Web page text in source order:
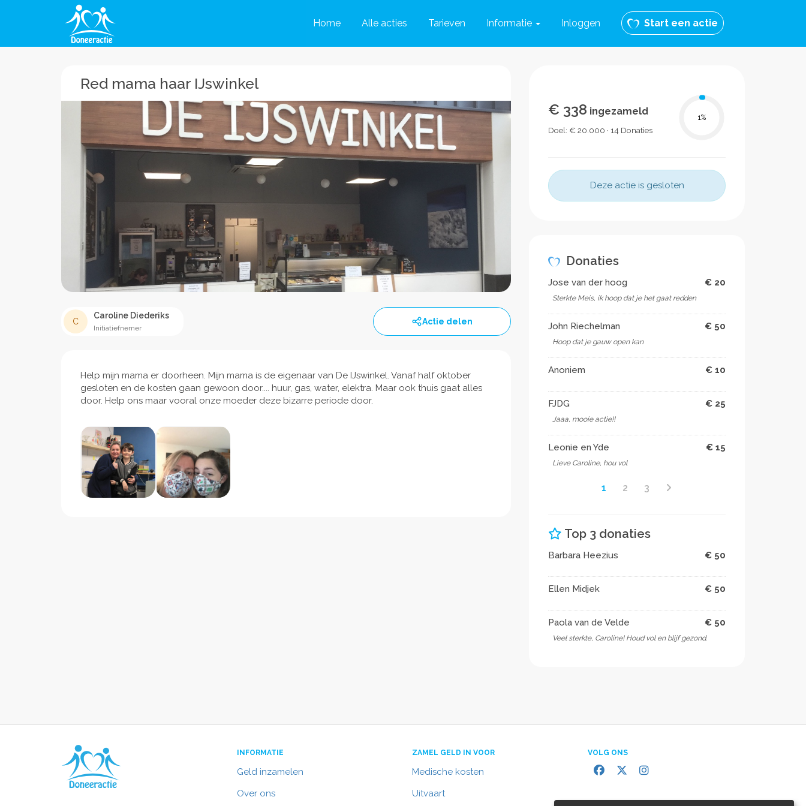
Home Alle acties Tarieven Informatie Inloggen Start een actie
Red mama haar IJswinkel
C
Caroline Diederiks
Initiatiefnemer
Actie delen
Help mijn mama er doorheen. Mijn mama is de eigenaar van De IJswinkel. Vanaf half oktober
gesloten en de kosten gaan gewoon door.... huur, gas, water, elektra. Maar ook thuis gaat alles
door. Help ons maar vooral onze moeder deze bizarre periode door.
€ 338 ingezameld
Doel: € 20.000 · 14 Donaties
1%
Deze actie is gesloten
Donaties
Jose van der hoog € 20
Sterkte Meis, ik hoop dat je het gaat redden
John Riechelman € 50
Hoop dat je gauw open kan
Anoniem € 10
FJDG € 25
Jaaa, mooie actie!!
Leonie en Yde € 15
Lieve Caroline, hou vol
1 2 3
Top 3 donaties
Barbara Heezius € 50
Ellen Midjek € 50
Paola van de Velde € 50
Veel sterkte, Caroline! Houd vol en blijf gezond.
INFORMATIE
Geld inzamelen
Over ons
ZAMEL GELD IN VOOR
Medische kosten
Uitvaart
VOLG ONS